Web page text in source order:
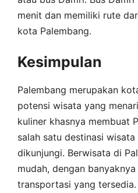
menit dan memiliki rute
kota Palembang.
Kesimpulan
Palembang merupakan
potensi wisata yang
kuliner khasnya membuat
salah satu destinasi
dikunjungi. Berwisata di
mudah, dengan
transportasi yang